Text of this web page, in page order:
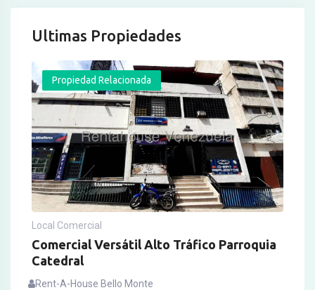
Ultimas Propiedades
Propiedad Relacionada
Local Comercial
Comercial Versátil Alto Tráfico Parroquia
Catedral
Rent-A-House Bello Monte